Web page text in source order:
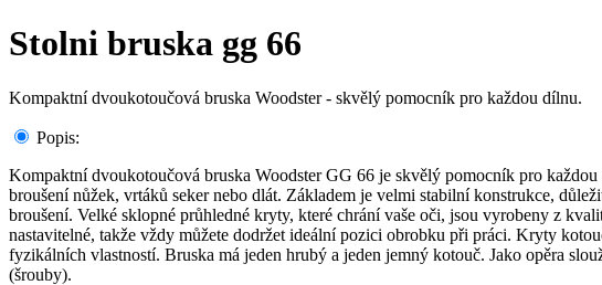
Stolni bruska gg 66
Kompaktní dvoukotoučová bruska Woodster - skvělý pomocník pro každou dílnu.
Popis:
Kompaktní dvoukotoučová bruska Woodster GG 66 je skvělý pomocník pro
broušení nůžek, vrtáků seker nebo dlát. Základem je velmi stabilní konstrukce,
broušení. Velké sklopné průhledné kryty, které chrání vaše oči, jsou vyrobeny z
nastavitelné, takže vždy můžete dodržet ideální pozici obrobku při práci. Kryty
fyzikálních vlastností. Bruska má jeden hrubý a jeden jemný kotouč. Jako opěra
(šrouby).